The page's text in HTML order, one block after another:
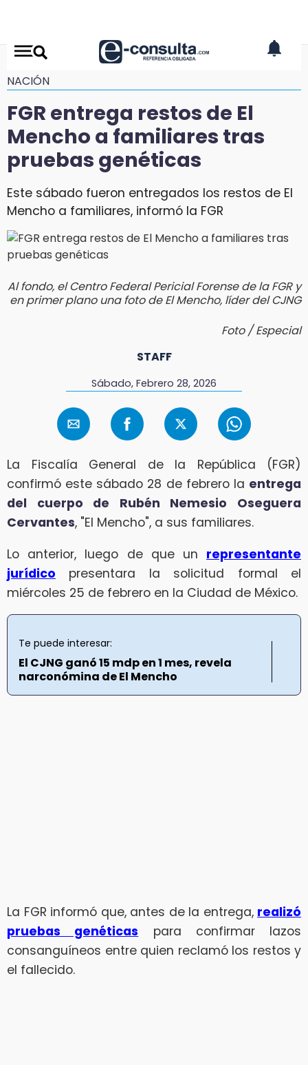
NACIÓN
FGR entrega restos de El
Mencho a familiares tras
pruebas genéticas
Este sábado fueron entregados los restos de El
Mencho a familiares, informó la FGR
Al fondo, el Centro Federal Pericial Forense de la FGR y
en primer plano una foto de El Mencho, líder del CJNG
Foto / Especial
STAFF
Sábado, Febrero 28, 2026
La Fiscalía General de la República (FGR)
confirmó este sábado 28 de febrero la entrega
del cuerpo de Rubén Nemesio Oseguera
Cervantes, "El Mencho", a sus familiares.
Lo anterior, luego de que un representante
jurídico presentara la solicitud formal el
miércoles 25 de febrero en la Ciudad de México.
Te puede interesar:
El CJNG ganó 15 mdp en 1 mes, revela
narconómina de El Mencho
La FGR informó que, antes de la entrega, realizó
pruebas genéticas para confirmar lazos
consanguíneos entre quien reclamó los restos y
el fallecido.